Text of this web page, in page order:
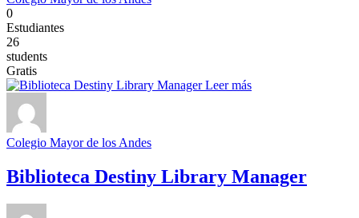
0
Estudiantes
26
students
Gratis
Leer más
Colegio Mayor de los Andes
Biblioteca Destiny Library Manager